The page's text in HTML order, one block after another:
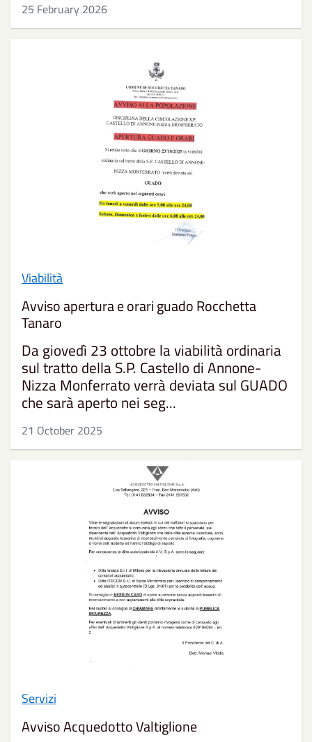
25 February 2026
Viabilità
Avviso apertura e orari guado Rocchetta
Tanaro
Da giovedì 23 ottobre la viabilità ordinaria
sul tratto della S.P. Castello di Annone-
Nizza Monferrato verrà deviata sul GUADO
che sarà aperto nei seg...
21 October 2025
Servizi
Avviso Acquedotto Valtiglione